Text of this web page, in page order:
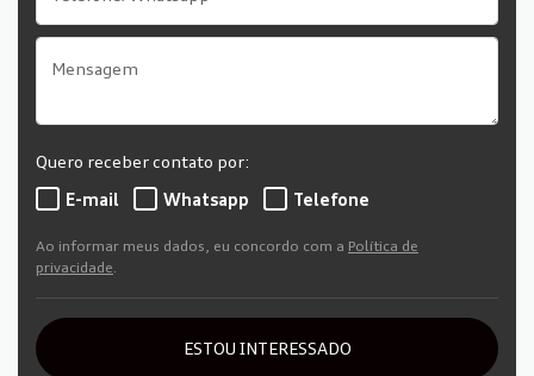
Quero receber contato por:
E-mail
Whatsapp Telefone
Ao informar meus dados, eu concordo com a Política de
privacidade
ESTOU INTERESSADO